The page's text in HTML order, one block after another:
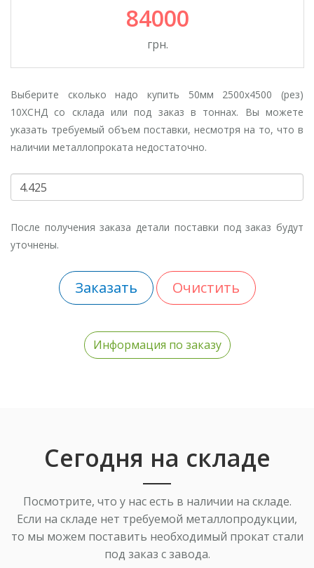
качества для производства несущих элементов...
84000
грн.
Выберите сколько надо купить 50мм 2500х4500 (рез)
10ХСНД со склада или под заказ в тоннах. Вы можете
указать требуемый объем поставки, несмотря на то, что в
наличии металлопроката недостаточно.
После получения заказа детали поставки под заказ будут
уточнены.
Заказать Очистить
Информация по заказу
Сегодня на складе
Посмотрите, что у нас есть в наличии на складе.
Если на складе нет требуемой металлопродукции,
то мы можем поставить необходимый прокат стали
под заказ с завода.